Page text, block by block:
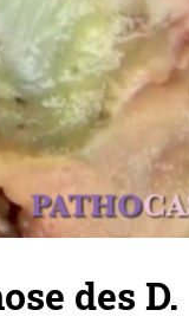
des D.